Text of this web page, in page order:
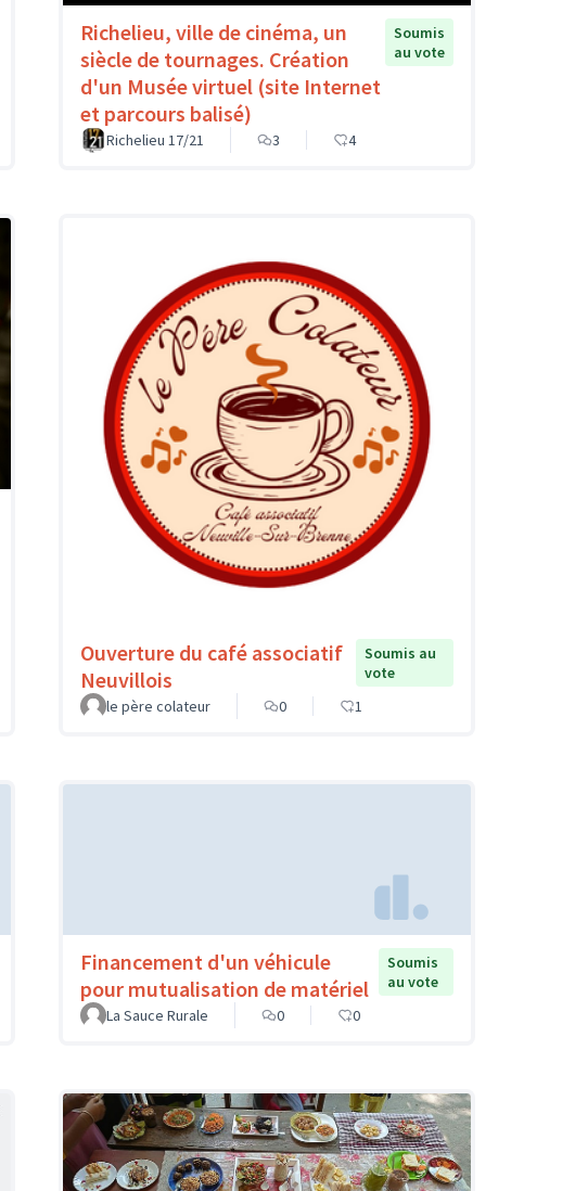
Richelieu, ville de cinéma, un
siècle de tournages. Création
d'un Musée virtuel (site Internet
et parcours balisé)
Soumis
au vote
Richelieu 17/21 3 4
Ouverture du café associatif
Neuvillois
Soumis au
vote
le père colateur
0 1
Financement d'un véhicule
pour mutualisation de matériel
Soumis
au vote
La Sauce Rurale
0 0